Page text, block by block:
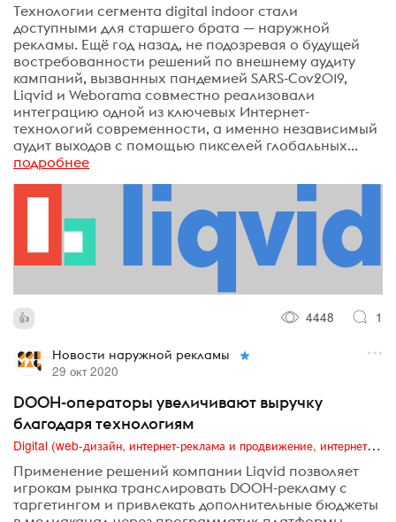
Технологии сегмента digital indoor стали
доступными для старшего брата — наружной
рекламы. Ещё год назад, не подозревая о будущей
востребованности решений по внешнему аудиту
кампаний, вызванных пандемией SARS-Cov2019,
Liqvid и Weborama совместно реализовали
интеграцию одной из ключевых Интернет-
технологий современности, а именно независимый
аудит выходов с помощью пикселей глобальных...
подробнее
4448 1
Новости наружной рекламы
29 окт 2020
DOOH-операторы увеличивают выручку
благодаря технологиям
Digital (web-дизайн, интернет-реклама и продвижение, интернет-сообщества и блоги, интернет-коммуникации, мобильный маркетинг, реклама на цифровых экранах)
Применение решений компании Liqvid позволяет
игрокам рынка транслировать DOOH-рекламу с
таргетингом и привлекать дополнительные бюджеты